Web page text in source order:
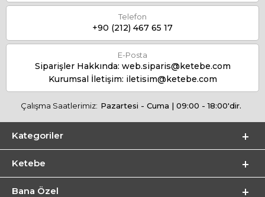
Telefon
+90 (212) 467 65 17
E-Posta
Siparişler Hakkında: web.siparis@ketebe.com
Kurumsal İletişim: iletisim@ketebe.com
Çalışma Saatlerimiz: Pazartesi - Cuma | 09:00 - 18:00'dir.
Kategoriler
Ketebe
Bana Özel